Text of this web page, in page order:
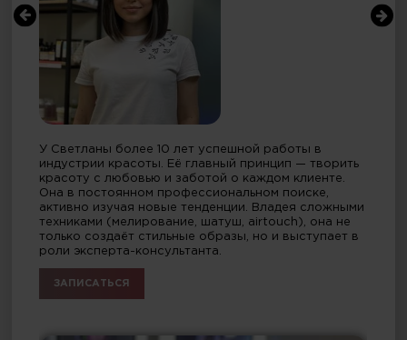
У Светланы более 10 лет успешной работы в
индустрии красоты. Её главный принцип — творить
красоту с любовью и заботой о каждом клиенте.
Она в постоянном профессиональном поиске,
активно изучая новые тенденции. Владея сложными
техниками (мелирование, шатуш, airtouch), она не
только создаёт стильные образы, но и выступает в
роли эксперта-консультанта.
ЗАПИСАТЬСЯ